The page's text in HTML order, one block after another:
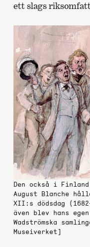
ett slags
Den också i
August Blanche
XII:s dödsdag
även blev hans
Wadströmska
Museiverket]